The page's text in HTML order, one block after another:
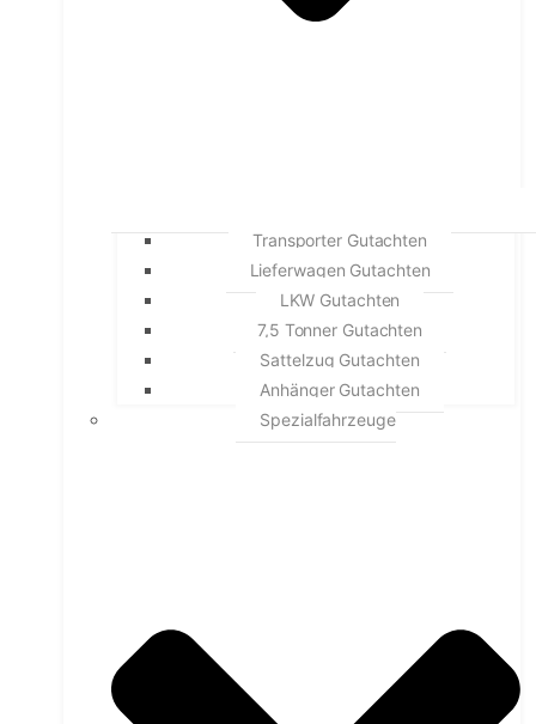
Transporter Gutachten
Lieferwagen Gutachten
LKW Gutachten
7,5 Tonner Gutachten
Sattelzug Gutachten
Anhänger Gutachten
Spezialfahrzeuge